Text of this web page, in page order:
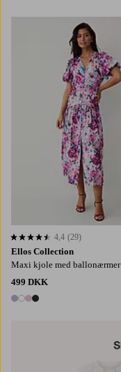
Ellos Collection
Maxi kjole med ballonærmer
499 DKK
4 farver
4,4 baseret på 29 bedømmelser
4,4 (29)